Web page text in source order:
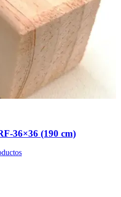
36×36 (190 cm)